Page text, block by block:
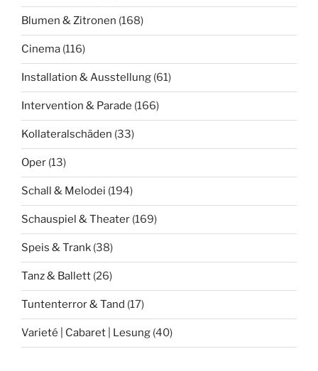
Blumen & Zitronen (168)
Cinema (116)
Installation & Ausstellung (61)
Intervention & Parade (166)
Kollateralschäden (33)
Oper (13)
Schall & Melodei (194)
Schauspiel & Theater (169)
Speis & Trank (38)
Tanz & Ballett (26)
Tuntenterror & Tand (17)
Varieté | Cabaret | Lesung (40)